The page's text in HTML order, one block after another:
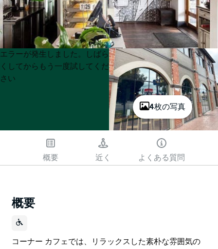
4枚の写真
Product
List
Product
List
エラーが発生しました。しばら
くしてからもう一度試してくだ
さい
概要 近く よくある質問
概要
コーナー カフェでは、リラックスした素朴な雰囲気の